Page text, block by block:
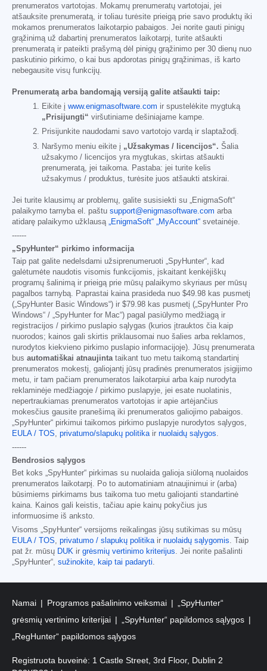
prenumeratos vartotojas. Mokamų prenumeratų vartotojai, jei
atšauksite prenumeratą, ir toliau turėsite prieigą prie savo produktų iki
mokamos prenumeratos laikotarpio pabaigos. Jei norite gauti pinigų
grąžinimą už dabartinį prenumeratos laikotarpį, turite atšaukti
prenumeratą ir pateikti prašymą dėl pinigų grąžinimo per 30 dienų nuo
paskutinio pirkimo, o kai bus apdorotas pinigų grąžinimas, iš karto
nebegausite visų funkcijų.
Prenumeratą arba bandomąją versiją galite atšaukti taip:
Eikite į www.enigmasoftware.com ir spustelėkite mygtuką
„Prisijungti“ viršutiniame dešiniajame kampe.
Prisijunkite naudodami savo vartotojo vardą ir slaptažodį.
Naršymo meniu eikite į „Užsakymas / licencijos“. Šalia
užsakymo / licencijos yra mygtukas, skirtas atšaukti
prenumeratą, jei taikoma. Pastaba: jei turite kelis
užsakymus / produktus, turėsite juos atšaukti atskirai.
Jei turite klausimų ar problemų, galite susisiekti su „EnigmaSoft“
palaikymo tarnyba el. paštu support@enigmasoftware.com arba
atidarę palaikymo užklausą
„EnigmaSoft“ „MyAccount“ svetainėje.
------
„SpyHunter“ pirkimo informacija
Taip pat galite nedelsdami užsiprenumeruoti „SpyHunter“, kad
galėtumėte naudotis visomis funkcijomis, įskaitant kenkėjiškų
programų šalinimą ir prieigą prie mūsų palaikymo skyriaus per mūsų
pagalbos tarnybą. Paprastai kaina prasideda nuo $49.98 kas pusmetį
(„SpyHunter Basic Windows“) ir $79.98 kas pusmetį („SpyHunter Pro
Windows“ / „SpyHunter for Mac“) pagal pasiūlymo medžiagą ir
registracijos / pirkimo puslapio sąlygas (kurios įtrauktos čia kaip
nuorodos; kainos gali skirtis priklausomai nuo šalies arba reklamos,
nurodytos kiekvieno pirkimo puslapio informacijoje). Jūsų prenumerata
bus automatiškai atnaujinta taikant tuo metu taikomą standartinį
prenumeratos mokestį, galiojantį jūsų pradinės prenumeratos įsigijimo
metu, ir tam pačiam prenumeratos laikotarpiui arba kaip nurodyta
reklaminėje medžiagoje / pirkimo puslapyje, jei esate nuolatinis,
nepertraukiamas prenumeratos vartotojas ir apie artėjančius
mokesčius gausite pranešimą iki prenumeratos galiojimo pabaigos.
„SpyHunter“ pirkimui taikomos pirkimo puslapyje nurodytos sąlygos,
EULA / TOS
privatumo/slapukų politika ir nuolaidų sąlygos
------
Bendrosios sąlygos
Bet koks „SpyHunter“ pirkimas su nuolaida galioja siūlomą nuolaidos
prenumeratos laikotarpį. Po to automatiniam atnaujinimui ir (arba)
būsimiems pirkimams bus taikoma tuo metu galiojanti standartinė
kaina. Kainos gali keistis, tačiau apie kainų pokyčius jus
informuosime iš anksto.
Visoms „SpyHunter“ versijoms reikalingas jūsų sutikimas su mūsų
EULA / TOS
privatumo / slapukų politika ir nuolaidų sąlygomis . Taip
pat žr. mūsų DUK ir grėsmių vertinimo kriterijus . Jei norite pašalinti
„SpyHunter“, sužinokite, kaip tai padaryti
Namai Programos pašalinimo veiksmai
„SpyHunter“
grėsmių vertinimo kriterijai
„SpyHunter“ papildomos sąlygos
„RegHunter“ papildomos sąlygos
Registruota buveinė: 1 Castle Street, 3rd Floor, Dublin 2